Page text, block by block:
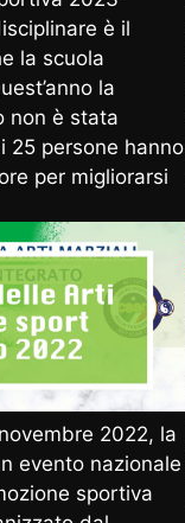
è il
la scuola
la
non è stata
25 persone hanno
per migliorarsi
2022, la
evento nazionale
sportiva